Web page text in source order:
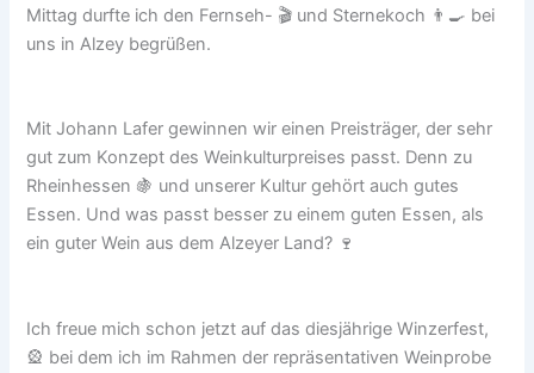
Mittag durfte ich den Fernseh- 🎬 und Sternekoch 👨‍🍳 bei
uns in Alzey begrüßen.
Mit Johann Lafer gewinnen wir einen Preisträger, der sehr
gut zum Konzept des Weinkulturpreises passt. Denn zu
Rheinhessen 🍇 und unserer Kultur gehört auch gutes
Essen. Und was passt besser zu einem guten Essen, als
ein guter Wein aus dem Alzeyer Land? 🍷
Ich freue mich schon jetzt auf das diesjährige Winzerfest,
🎡 bei dem ich im Rahmen der repräsentativen Weinprobe